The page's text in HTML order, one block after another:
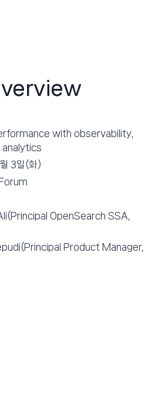
with observability,
3일(화)
OpenSearch SSA,
Product Manager,